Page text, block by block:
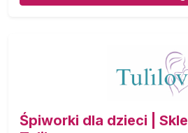
Śpiworki dla dzieci |